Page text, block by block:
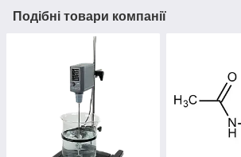
Подібні товари компанії